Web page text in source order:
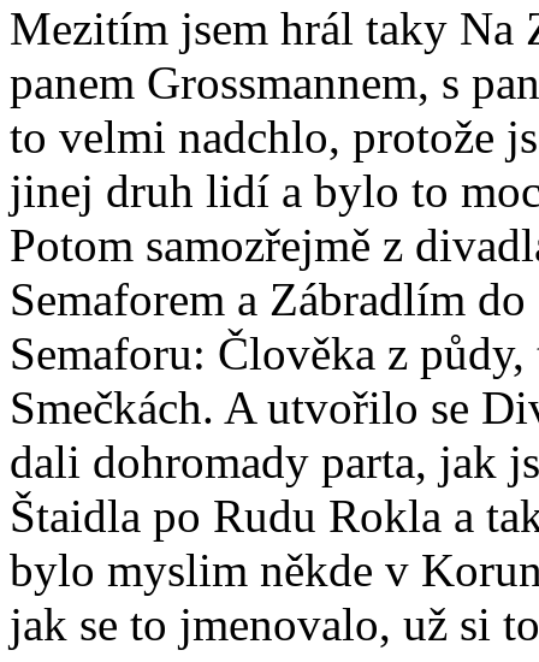
Mezitím jsem hrál taky Na
panem Grossmannem, s
to velmi nadchlo, protože
jinej druh lidí a bylo to
Potom samozřejmě z
Semaforem a Zábradlím
Semaforu: Člověka z
Smečkách. A utvořilo se
dali dohromady parta, jak
Štaidla po Rudu Rokla a
bylo myslim někde v
jak se to jmenovalo, už si